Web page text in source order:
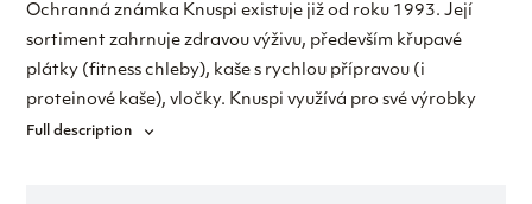
Ochranná známka Knuspi existuje již od roku 1993. Její
sortiment zahrnuje zdravou výživu, především křupavé
plátky (fitness chleby), kaše s rychlou přípravou (i
proteinové kaše), vločky. Knuspi využívá pro své výrobky
kvalitní a přírodní suroviny a hodí se nejenom pro
Full description